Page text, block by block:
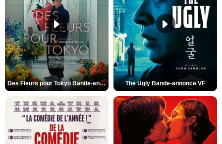
Des Fleurs pour Tokyo Bande-annonce VO STFR The Ugly Bande-annonce VF